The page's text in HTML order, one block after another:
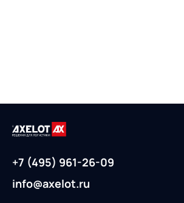
+7 (495) 961-26-09
info@axelot.ru